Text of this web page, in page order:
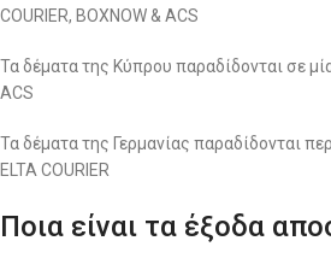
COURIER, BOXNOW & ACS
Τα δέματα της Κύπρου παραδίδονται σε
ACS
Τα δέματα της Γερμανίας παραδίδονται
ELTA COURIER
Ποια είναι τα έξοδα